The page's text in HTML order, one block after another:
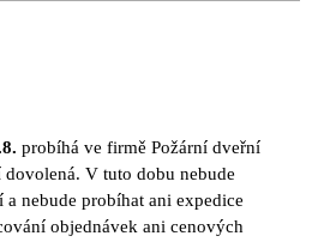
probíhá ve firmě Požární dveřní
V tuto dobu nebude
nebude probíhat ani expedice
objednávek ani cenových